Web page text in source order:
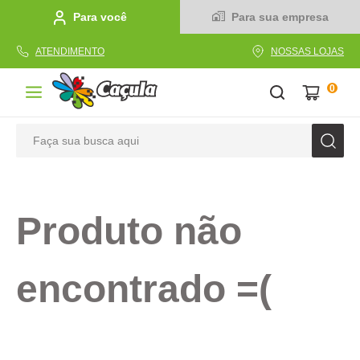
Para você Para sua empresa
ATENDIMENTO NOSSAS LOJAS
0
Produto não
encontrado =(
2º linha
4º tecido